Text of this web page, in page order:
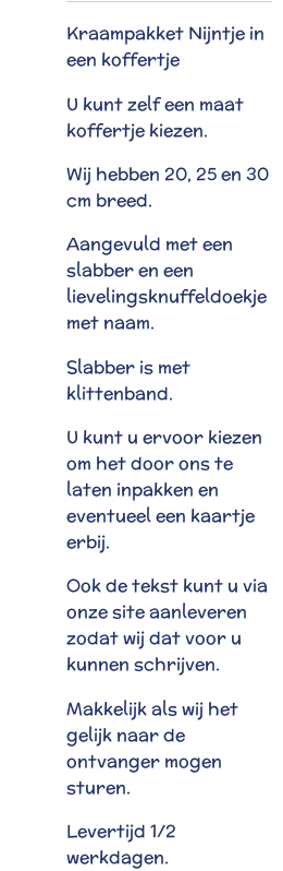
Kraampakket Nijntje in
een koffertje
U kunt zelf een maat
koffertje kiezen.
Wij hebben 20, 25 en 30
cm breed.
Aangevuld met een
slabber en een
lievelingsknuffeldoekje
met naam.
Slabber is met
klittenband.
U kunt u ervoor kiezen
om het door ons te
laten inpakken en
eventueel een kaartje
erbij.
Ook de tekst kunt u via
onze site aanleveren
zodat wij dat voor u
kunnen schrijven.
Makkelijk als wij het
gelijk naar de
ontvanger mogen
sturen.
Levertijd 1/2
werkdagen.